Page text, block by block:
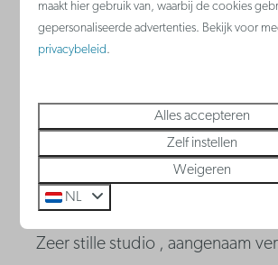
volwassenen - 3 kinderen
10,0 Verbleef
Zeer stille studio , aangenaam
maakt hier gebruik van, waarbij de cookies
gepersonaliseerde advertenties. Bekijk voor
privacybeleid.
Alles accepteren
Zelf instellen
Weigeren
NL